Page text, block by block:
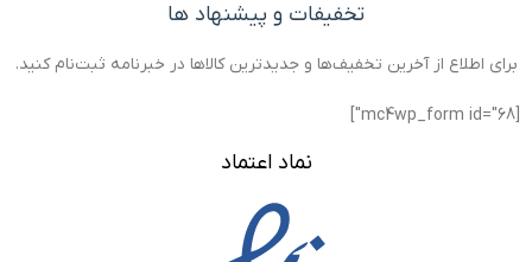
تخفیفات و پیشنهاد ها
برای اطلاع از آخرین تخفیف‌ها و جدیدترین کالاها در خبرنامه ثبت‌نام کنید.
[mc4wp_form id="68"]
نماد اعتماد